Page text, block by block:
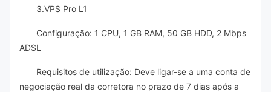
3.VPS Pro L1
Configuração: 1 CPU, 1 GB RAM, 50 GB HDD, 2 Mbps
ADSL
Requisitos de utilização: Deve ligar-se a uma conta de
negociação real da corretora no prazo de 7 dias após a